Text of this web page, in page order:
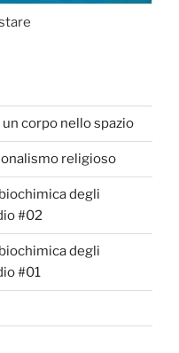
corpo nello spazio
religioso
degli
#02
degli
#01